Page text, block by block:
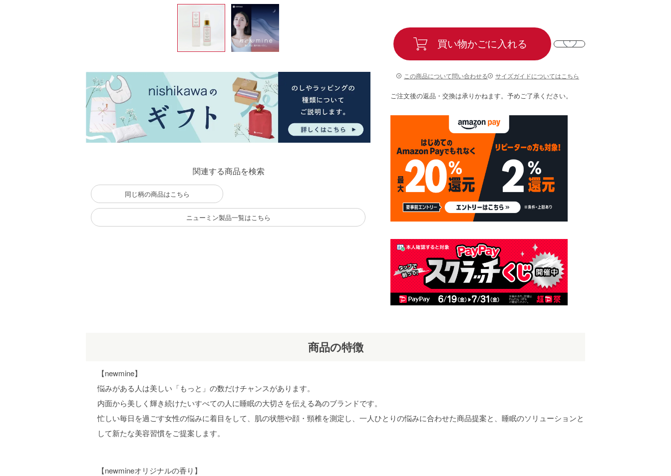
関連する商品を検索
同じ柄の商品はこちら
ニューミン製品一覧はこちら
買い物かごに入れる
この商品について問い合わせる サイズガイドについてはこちら
ご注文後の返品・交換は承りかねます。予めご了承ください。
商品の特徴
【newmine】
悩みがある人は美しい「もっと」の数だけチャンスがあります。
内面から美しく輝き続けたいすべての人に睡眠の大切さを伝える為のブランドです。
忙しい毎日を過ごす女性の悩みに着目をして、肌の状態や顔・頸椎を測定し、一人ひとりの悩みに合わせた商品提案と、睡眠のソリューションと
して新たな美容習慣をご提案します。
【newmineオリジナルの香り】